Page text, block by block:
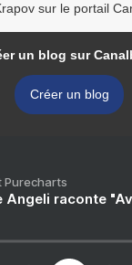
sur le portail
un blog sur
Créer un blog
Purecharts
Angeli raconte